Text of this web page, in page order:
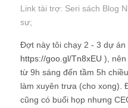
Link tài trợ: Seri sách Blog
sự;
Đợt này tôi chạy 2 - 3 dự án
https://goo.gl/Tn8xEU ), nên
từ 9h sáng đến tầm 5h
làm xuyên trưa (cho xong).
cũng có buổi họp nhưng